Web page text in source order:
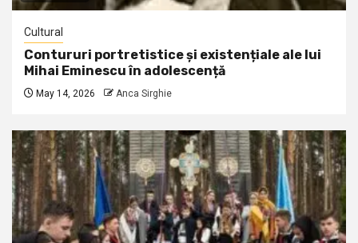
Cultural
Contururi portretistice și existențiale ale lui
Mihai Eminescu în adolescență
May 14, 2026 Anca Sirghie